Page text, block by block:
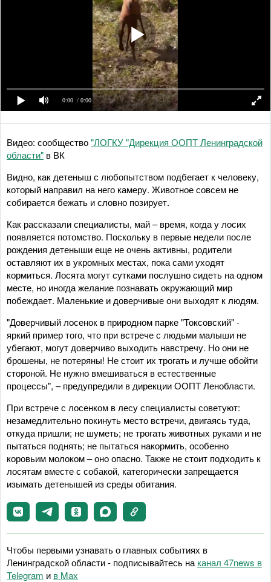
0:00 / 0:00
Видео: сообщество"ЛОГКУ "Дирекция ООПТ Ленинградской
области" в ВК
Видно, как детеныш с любопытством подбегает к человеку,
который направил на него камеру. Животное совсем не
собирается бежать и словно позирует.
Как рассказали специалисты, май – время, когда у лосих
появляется потомство. Поскольку в первые недели после
рождения детеныши еще не очень активны, родители
оставляют их в укромных местах, пока сами уходят
кормиться. Лосята могут сутками послушно сидеть на одном
месте, но иногда желание познавать окружающий мир
побеждает. Маленькие и доверчивые они выходят к людям.
"Доверчивый лосенок в природном парке "Токсовский" -
яркий пример того, что при встрече с людьми малыши не
убегают, могут доверчиво выходить навстречу. Но они не
брошены, не потеряны! Не стоит их трогать и лучше обойти
стороной. Не нужно вмешиваться в естественные
процессы", – предупредили в дирекции ООПТ Ленобласти.
При встрече с лосенком в лесу специалисты советуют:
незамедлительно покинуть место встречи, двигаясь туда,
откуда пришли; не шуметь; не трогать животных руками и не
пытаться поднять; не пытаться накормить, особенно
коровьим молоком – оно опасно. Также не стоит подходить к
лосятам вместе с собакой, категорически запрещается
изымать детенышей из среды обитания.
Чтобы первыми узнавать о главных событиях в
Ленинградской области - подписывайтесь на канал 47news в
Telegram и в Maх